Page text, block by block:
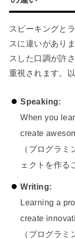
スピーキングと
スに違いがあり
スした口調が許
重視されます。
Speaking:
When you
create
（プログラ
ェクトを作る
Writing:
Learning a
create
（プログラ